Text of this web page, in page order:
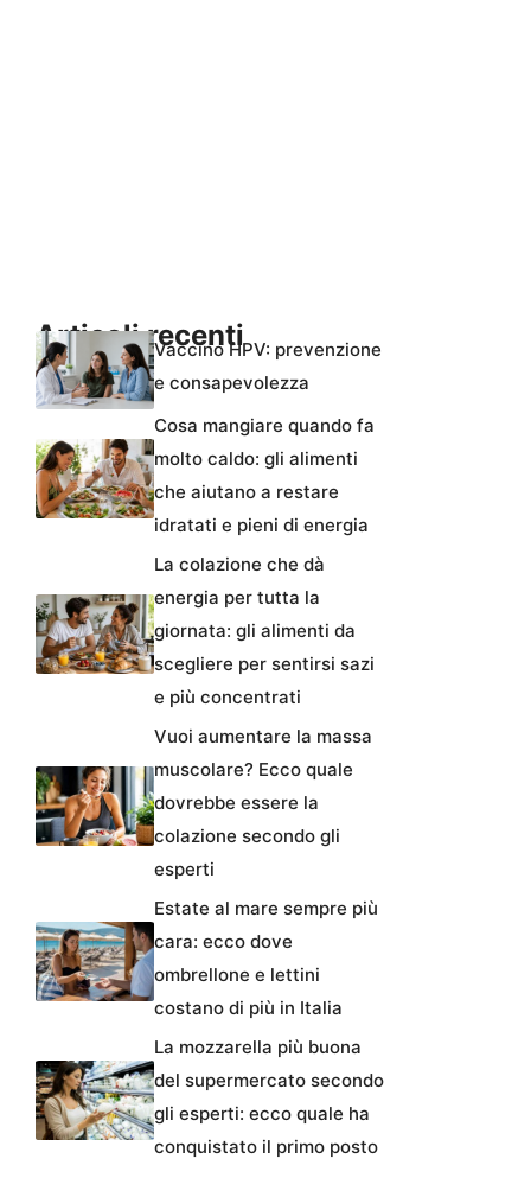
Articoli recentiVaccino HPV: prevenzione
e consapevolezza
Cosa mangiare quando fa
molto caldo: gli alimenti
che aiutano a restare
idratati e pieni di energia
La colazione che dà
energia per tutta la
giornata: gli alimenti da
scegliere per sentirsi sazi
e più concentrati
Vuoi aumentare la massa
muscolare? Ecco quale
dovrebbe essere la
colazione secondo gli
esperti
Estate al mare sempre più
cara: ecco dove
ombrellone e lettini
costano di più in Italia
La mozzarella più buona
del supermercato secondo
gli esperti: ecco quale ha
conquistato il primo posto